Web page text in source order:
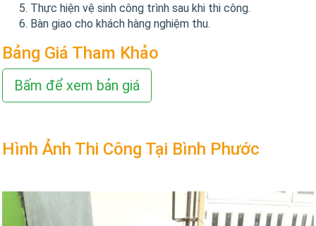
Thực hiện vệ sinh công trình sau khi thi công.
Bàn giao cho khách hàng nghiệm thu.
Bảng Giá Tham Khảo
Bấm để xem bản giá
Hình Ảnh Thi Công Tại Bình Phước